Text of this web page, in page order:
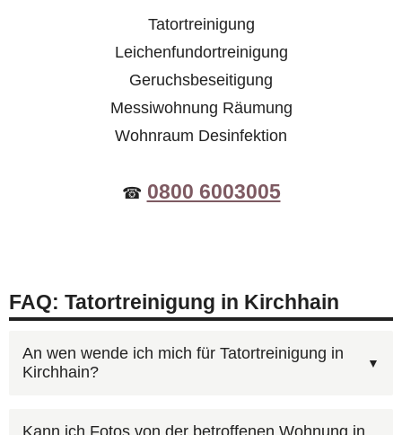
Tatortreinigung
Leichenfundortreinigung
Geruchsbeseitigung
Messiwohnung Räumung
Wohnraum Desinfektion
☎ 0800 6003005
FAQ: Tatortreinigung in Kirchhain
An wen wende ich mich für Tatortreinigung in
Kirchhain?
Für Tatortreinigung in Kirchhain erreichen Sie